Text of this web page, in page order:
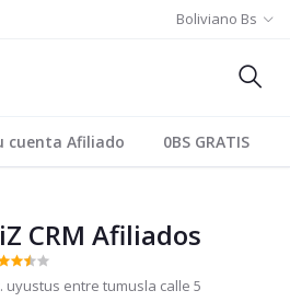
Boliviano Bs
cuenta Afiliado 0BS GRATIS
CRM Afiliados
uyustus entre tumusla calle 5